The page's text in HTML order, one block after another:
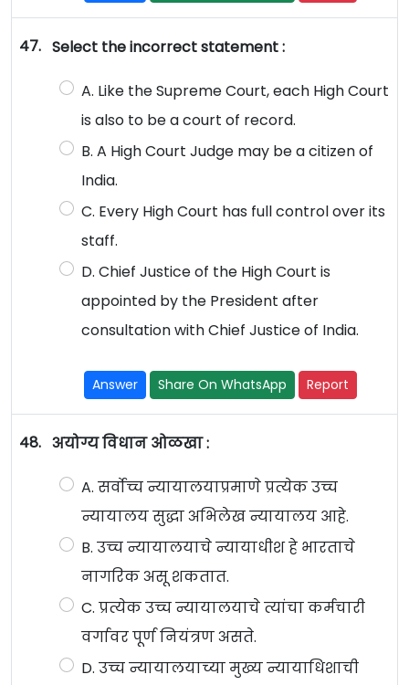
47. Select the incorrect statement :
A. Like the Supreme Court, each High Court
is also to be a court of record.
B. A High Court Judge may be a citizen of
India.
C. Every High Court has full control over its
staff.
D. Chief Justice of the High Court is
appointed by the President after
consultation with Chief Justice of India.
Answer Share On WhatsApp Report
48. अयोग्य विधान ओळखा :
A. सर्वोच्च न्यायालयाप्रमाणे प्रत्येक उच्च
न्यायालय सुद्धा अभिलेख न्यायालय आहे.
B. उच्च न्यायालयाचे न्यायाधीश हे भारताचे
नागरिक असू शकतात.
C. प्रत्येक उच्च न्यायालयाचे त्यांचा कर्मचारी
वर्गावर पूर्ण नियंत्रण असते.
D. उच्च न्यायालयाच्या मुख्य न्यायाधिशाची